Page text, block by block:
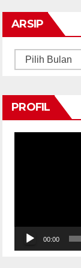
ARSIP
Arsip
PROFIL
00:00